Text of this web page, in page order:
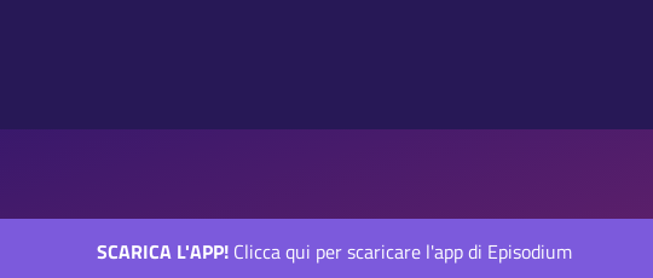
SCARICA L'APP!Clicca qui per scaricare l'app di Episodium